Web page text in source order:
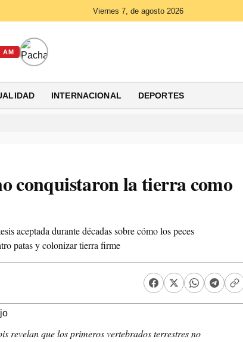
Viernes 7, de agosto 2026
AM
INTERNACIONAL DEPORTES
conquistaron la tierra como
aceptada durante décadas sobre cómo los peces
patas y colonizar tierra firme
revelan que los primeros vertebrados terrestres no